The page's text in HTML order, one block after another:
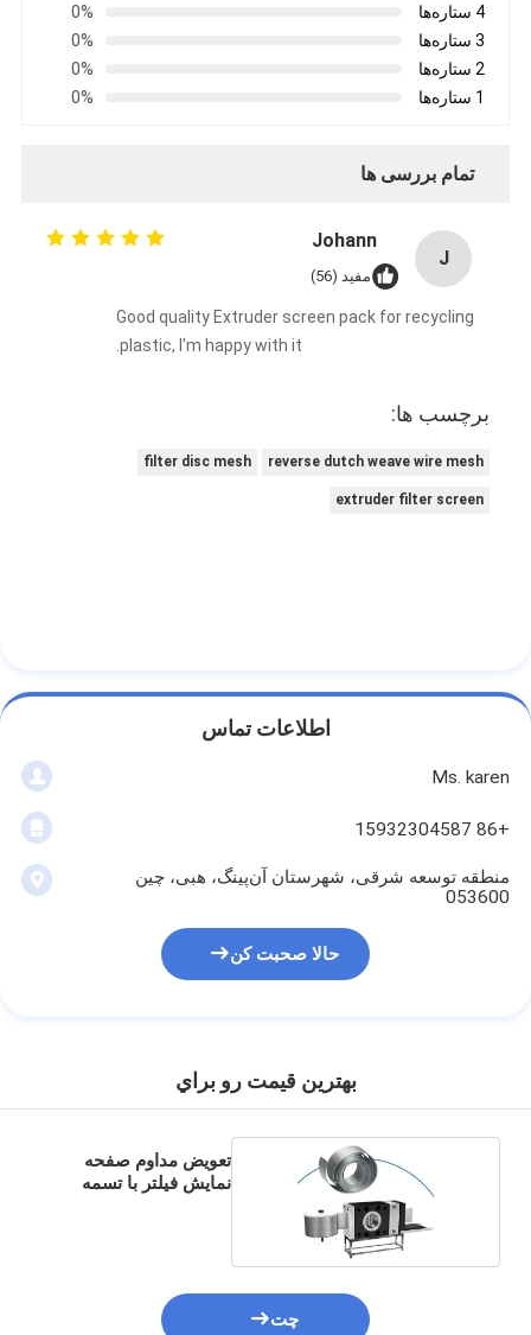
4 ستاره‌ها
0%
3 ستاره‌ها
0%
2 ستاره‌ها
0%
1 ستاره‌ها
0%
تمام بررسی ها
J
Johann
مفید (56)
Good quality Extruder screen pack for recycling
plastic, I'm happy with it.
برچسب ها:
reverse dutch weave wire mesh
filter disc mesh
extruder filter screen
اطلاعات تماس
Ms. karen
+86 15932304587
منطقه توسعه شرقی، شهرستان آن‌پینگ، هبی، چین
053600
حالا صحبت کن
بهترين قيمت رو براي
تعویض مداوم صفحه
نمایش فیلتر با تسمه
چت